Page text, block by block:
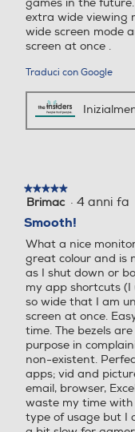
Assesta il
L’obiettivo
ottimizzare la
funzionalità.
Reader
Luce
La
porta
quella
blu e
visivo.
extra wide viewing
wide screen mode
screen at once .
Traduci con Google
★★★★★
★★★★★
5
5
stelle.
Brimac · 4 anni fa
Smooth!
What a nice
great colour and is
as I shut down or
my app shortcuts (I
so wide that I am
screen at once.
time. The bezels
purpose in
non-existent.
apps; vid and
email, browser,
waste my time
type of usage but I